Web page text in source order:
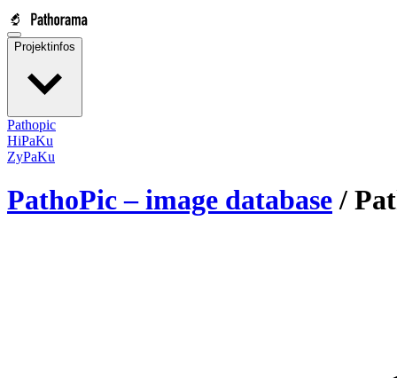
Projektinfos
Pathopic
HiPaKu
ZyPaKu
PathoPic – image database /